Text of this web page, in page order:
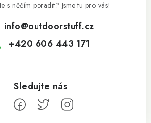
s něčím poradit? Jsme tu pro vás!
info@outdoorstuff.cz
+420 606 443 171